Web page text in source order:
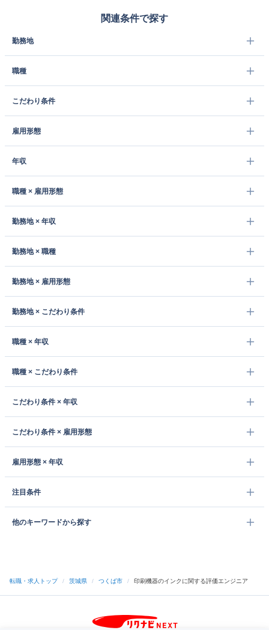
関連条件で探す
勤務地
職種
こだわり条件
雇用形態
年収
職種 × 雇用形態
勤務地 × 年収
勤務地 × 職種
勤務地 × 雇用形態
勤務地 × こだわり条件
職種 × 年収
職種 × こだわり条件
こだわり条件 × 年収
こだわり条件 × 雇用形態
雇用形態 × 年収
注目条件
他のキーワードから探す
転職・求人トップ / 茨城県 / つくば市 / 印刷機器のインクに関する評価エンジニア